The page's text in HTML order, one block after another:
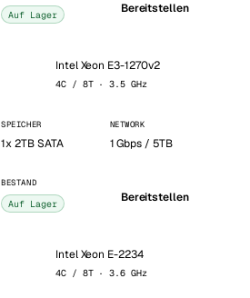
Auf Lager Bereitstellen
Intel Xeon E3-1270v2
4C / 8T · 3.5 GHz
SPEICHER
1x 2TB SATA
NETWORK
1 Gbps / 5TB
BESTAND
Auf Lager Bereitstellen
Intel Xeon E-2234
4C / 8T · 3.6 GHz